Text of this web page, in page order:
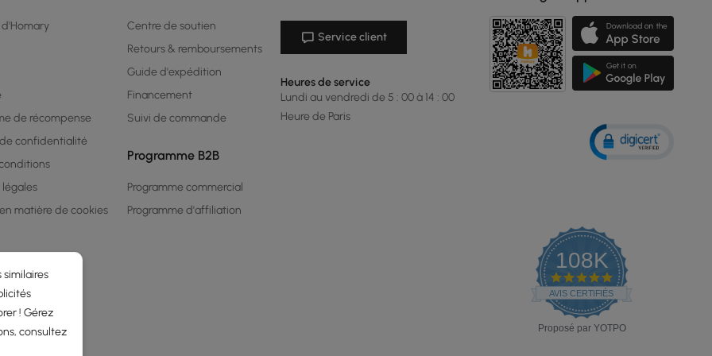
de récompense
confidentialité
légales
matière de cookies
Centre de soutien
Retours & remboursements
Guide d'expédition
Financement
Suivi de commande
Programme B2B
Programme commercial
Programme d'affiliation
Service client
Heures de service
Lundi au vendredi de 5 : 00 à 14 : 00
Heure de Paris
108K
4.9
star
rating
AVIS CERTIFIÉS
Proposé par YOTPO
! Gérez
consultez